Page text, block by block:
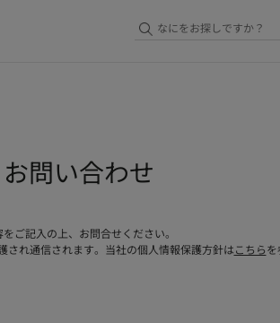
お問い合わせ
をご記入の上、お問合せください。
され通信されます。当社の個人情報保護方針はこちら